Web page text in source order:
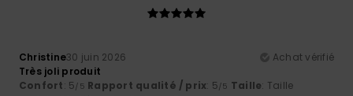
Christine30 juin 2026
Achat vérifié
Très joli produit
Confort: 5/5 Rapport qualité / prix: 5/5 Taille: Taille